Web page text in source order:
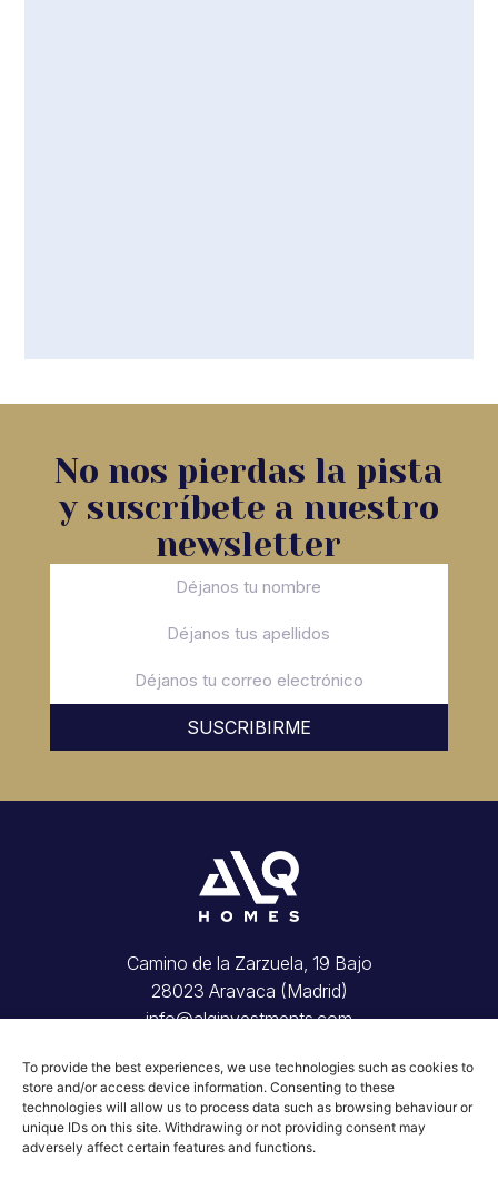
To provide the best experiences, we use technologies such as cookies to
store and/or access device information. Consenting to these
technologies will allow us to process data such as browsing behaviour or
unique IDs on this site. Withdrawing or not providing consent may
adversely affect certain features and functions.
No nos pierdas la pista
y suscríbete a nuestro
newsletter
SUSCRIBIRME
Camino de la Zarzuela, 19 Bajo
28023 Aravaca (Madrid)
info@alqinvestments.com
Tu vivienda
Invierte con nosotros
Conócenos
Blog